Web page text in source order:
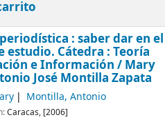
: saber dar en el
estudio. Cátedra : Teoría
e Información / Mary
José Montilla Zapata
Montilla, Antonio
Caracas, [2006]